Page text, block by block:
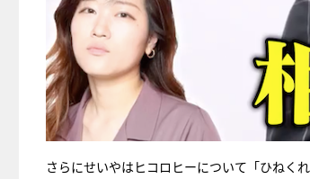
さらにせいやはヒコロヒーについて「ひねく